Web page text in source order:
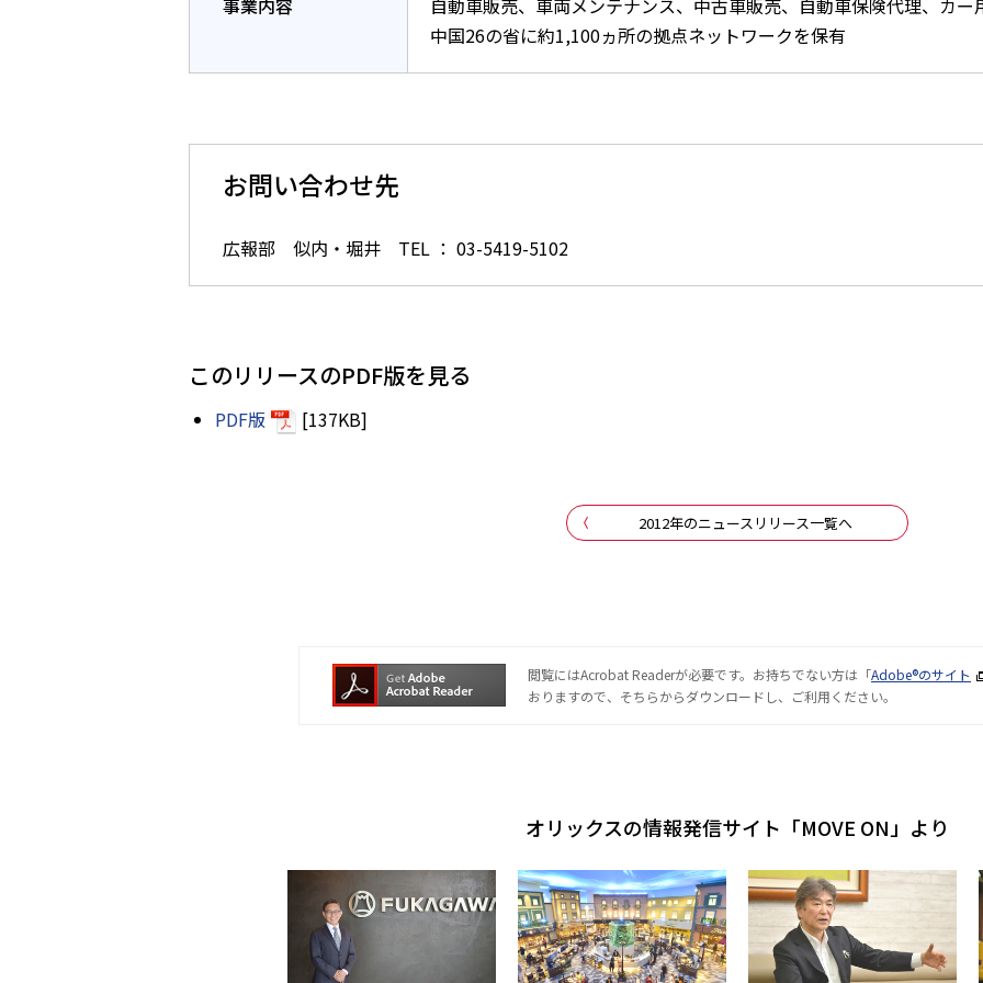
中国26の省に約1,100ヵ所の拠点ネットワークを保有
お問い合わせ先
広報部 似内・堀井 TEL ： 03-5419-5102
このリリースのPDF版を見る
PDF版 [137KB]
2012年のニュースリリース一覧へ
閲覧にはAcrobat Readerが必要です。お持ちでない方は「Adobe®のサイト
おりますので、そちらからダウンロードし、ご利用ください。
オリックスの情報発信サイト「MOVE ON」より